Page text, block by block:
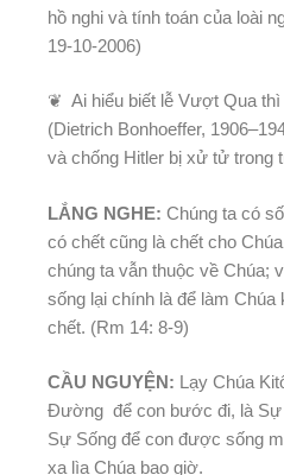
hồ nghi và tính toán của loài
19-10-2006)
❦ Ai hiểu biết lễ Vượt Qua thì
(Dietrich Bonhoeffer,
và chống Hitler bị xử tử trong
LẮNG NGHE: Chúng ta có
có chết cũng là chết cho
chúng ta vẫn thuộc về Chúa;
sống lại chính là để làm
chết. (Rm 14: 8-9)
CẦU NGUYỆN: Lạy Chúa
Đường để con bước đi, là Sự
Sự Sống để con được sống
xa lìa Chúa bao giờ.